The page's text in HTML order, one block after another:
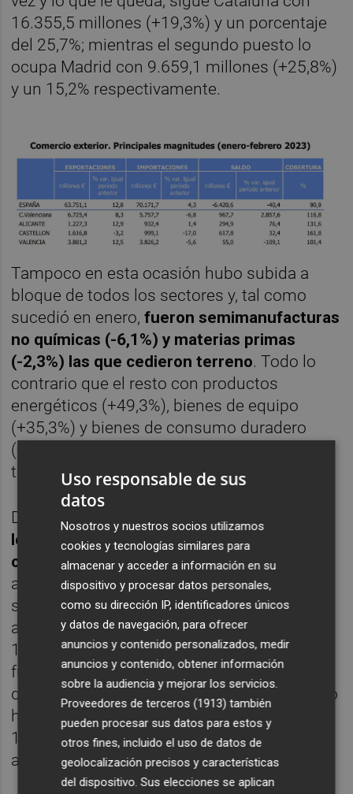
16.355,5 millones (+19,3%) y un porcentaje
del 25,7%; mientras el segundo puesto lo
ocupa Madrid con 9.659,1 millones (+25,8%)
y un 15,2% respectivamente.
Tampoco en esta ocasión hubo subida a
bloque de todos los sectores y, tal como
sucedió en enero,fueron semimanufacturas
no químicas (-6,1%) y materias primas
(-2,3%) las que cedieron terreno. Todo lo
contrario que el resto con productos
energéticos (+49,3%), bienes de equipo
(+35,3%) y bienes de consumo duradero
(+10,3%), que lideraron los avances en
términos porcentuales.
De nuevo, y en números absolutos,
lo coparon alimentación, bebidas y tabaco
con 1.551,4 millones tras repuntar un 7%
alcanzar el 23,1% del total exportador. En
segundo lugar se mantuvo el sector
automóvil con 1.032,4 millones (+1,9%) y un
15,4% de la 'tarta'; mientras que el tercero
fue precisamente semimanufacturas no
químicas pese a retroceder el 6,1% reseñado
hasta los 955,5 millones, lo que equivale al
14,2% de las ventas de productos
autonómicos al exterior.
Uso responsable de sus
datos
Nosotros y nuestros socios utilizamos
cookies y tecnologías similares para
almacenar y acceder a información en su
dispositivo y procesar datos personales,
como su dirección IP, identificadores únicos
y datos de navegación, para ofrecer
anuncios y contenido personalizados, medir
anuncios y contenido, obtener información
sobre la audiencia y mejorar los servicios.
Proveedores de terceros (1913) también
pueden procesar sus datos para estos y
otros fines, incluido el uso de datos de
geolocalización precisos y características
del dispositivo. Sus elecciones se aplican